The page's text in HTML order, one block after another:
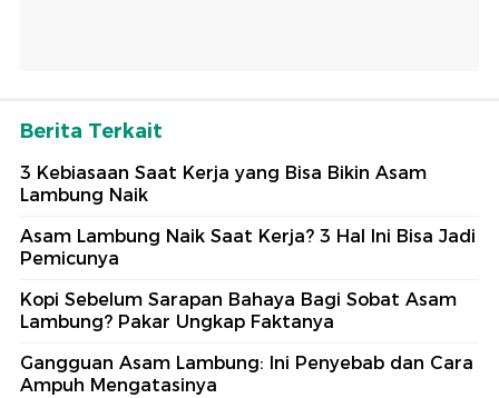
Berita Terkait
3 Kebiasaan Saat Kerja yang Bisa Bikin Asam
Lambung Naik
Asam Lambung Naik Saat Kerja? 3 Hal Ini Bisa Jadi
Pemicunya
Kopi Sebelum Sarapan Bahaya Bagi Sobat Asam
Lambung? Pakar Ungkap Faktanya
Gangguan Asam Lambung: Ini Penyebab dan Cara
Ampuh Mengatasinya